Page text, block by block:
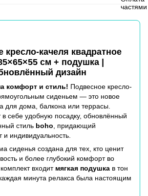
кресло-качеля квадратное
см + подушка |
дизайн
комфорт и стиль! Подвесное кресло-
сиденьем — это новое
для дома, балкона или террасы.
в себе удобную посадку, обновлённый
стиль boho, придающий
и индивидуальность.
сиденья создана для тех, кто ценит
и более глубокий комфорт во
входит мягкая подушка в тон
минута релакса была настоящим